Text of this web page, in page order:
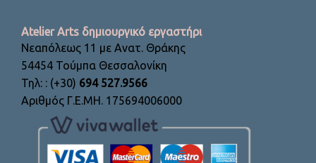
Atelier Arts δημιουργικό εργαστήρι
Νεαπόλεως 11 με Ανατ. Θράκης
54454 Τούμπα Θεσσαλονίκη
Τηλ: : (+30) 694 527.9566
Αριθμός Γ.Ε.ΜΗ. 175694006000